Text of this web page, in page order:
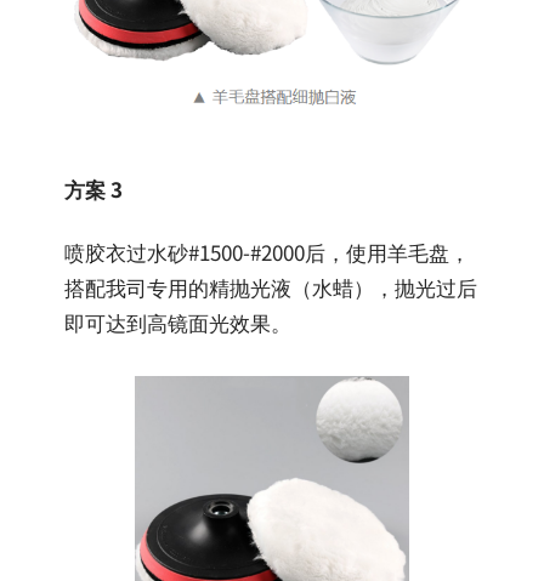
方案 3
喷胶衣过水砂#1500-#2000后，使用羊毛盘，
搭配我司专用的精抛光液（水蜡），抛光过后
即可达到高镜面光效果。